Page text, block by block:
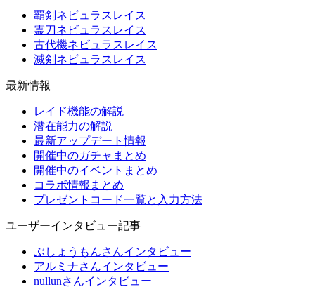
覇剣ネビュラスレイス
霊刀ネビュラスレイス
古代機ネビュラスレイス
滅剣ネビュラスレイス
最新情報
レイド機能の解説
潜在能力の解説
最新アップデート情報
開催中のガチャまとめ
開催中のイベントまとめ
コラボ情報まとめ
プレゼントコード一覧と入力方法
ユーザーインタビュー記事
ぶしょうもんさんインタビュー
アルミナさんインタビュー
nullunさんインタビュー